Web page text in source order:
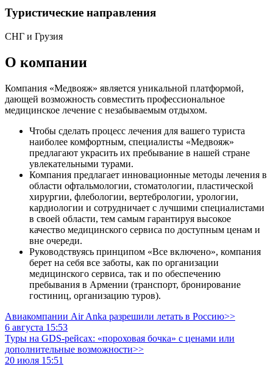
Туристическиe направления
СНГ и Грузия
О компании
Компания «Медвояж» является уникальной платформой,
дающей возможность совместить профессиональное
медицинское лечение с незабываемым отдыхом.
Чтобы сделать процесс лечения для вашего туриста
наиболее комфортным, специалисты «Медвояж»
предлагают украсить их пребывание в нашей стране
увлекательными турами.
Компания предлагает инновационные методы лечения в
области офтальмологии, стоматологии, пластической
хирургии, флебологии, вертебрологии, урологии,
кардиологии и сотрудничает с лучшими специалистами
в своей области, тем самым гарантируя высокое
качество медицинского сервиса по доступным ценам и
вне очереди.
Руководствуясь принципом «Все включено», компания
берет на себя все заботы, как по организации
медицинского сервиса, так и по обеспечению
пребывания в Армении (транспорт, бронирование
гостиниц, организацию туров).
Авиакомпании Air Anka разрешили летать в Россию>>
6 августа 15:53
Туры на GDS-рейсах: «пороховая бочка» с ценами или
дополнительные возможности>>
20 июля 15:51